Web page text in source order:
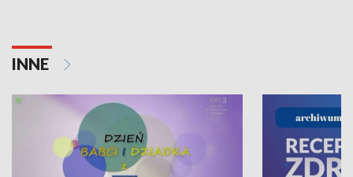
INNE